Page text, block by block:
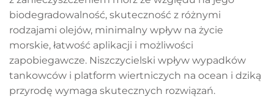
biodegradowalność, skuteczność z różnymi
rodzajami olejów, minimalny wpływ na życie
morskie, łatwość aplikacji i możliwości
zapobiegawcze. Niszczycielski wpływ wypadków
tankowców i platform wiertniczych na ocean i dziką
przyrodę wymaga skutecznych rozwiązań.